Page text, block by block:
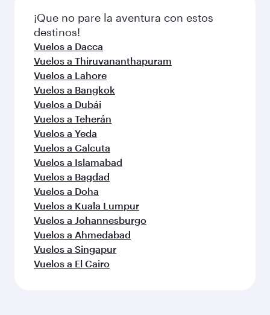
¡Que no pare la aventura con estos
destinos!
Vuelos a Dacca
Vuelos a Thiruvananthapuram
Vuelos a Lahore
Vuelos a Bangkok
Vuelos a Dubái
Vuelos a Teherán
Vuelos a Yeda
Vuelos a Calcuta
Vuelos a Islamabad
Vuelos a Bagdad
Vuelos a Doha
Vuelos a Kuala Lumpur
Vuelos a Johannesburgo
Vuelos a Ahmedabad
Vuelos a Singapur
Vuelos a El Cairo